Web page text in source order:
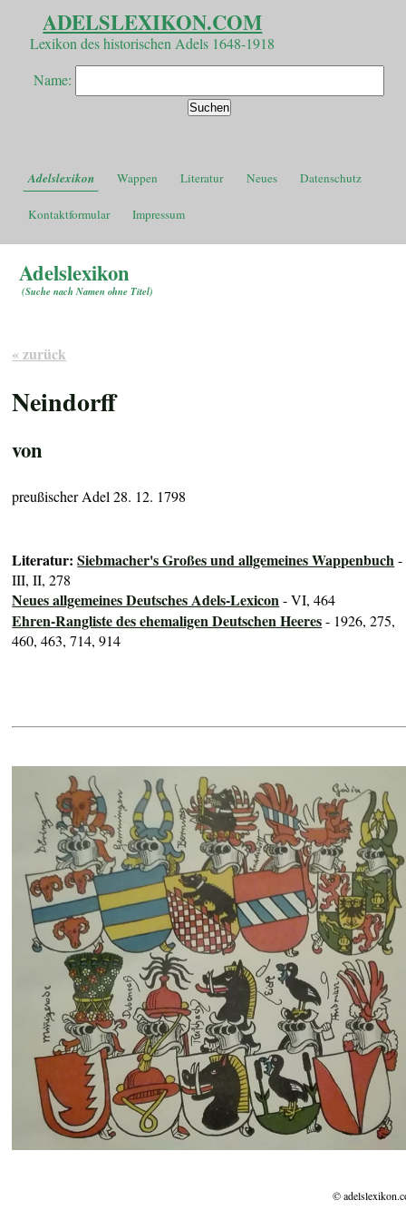
ADELSLEXIKON.COM
Lexikon des historischen Adels 1648-1918
Name:
Adelslexikon Wappen Literatur Neues Datenschutz
Kontaktformular Impressum
Adelslexikon
(Suche nach Namen ohne Titel)
« zurück
Neindorff
von
preußischer Adel 28. 12. 1798
Literatur:Siebmacher's Großes und allgemeines Wappenbuch-
III, II, 278
Neues allgemeines Deutsches Adels-Lexicon- VI, 464
Ehren-Rangliste des ehemaligen Deutschen Heeres- 1926, 275,
460, 463, 714, 914
©